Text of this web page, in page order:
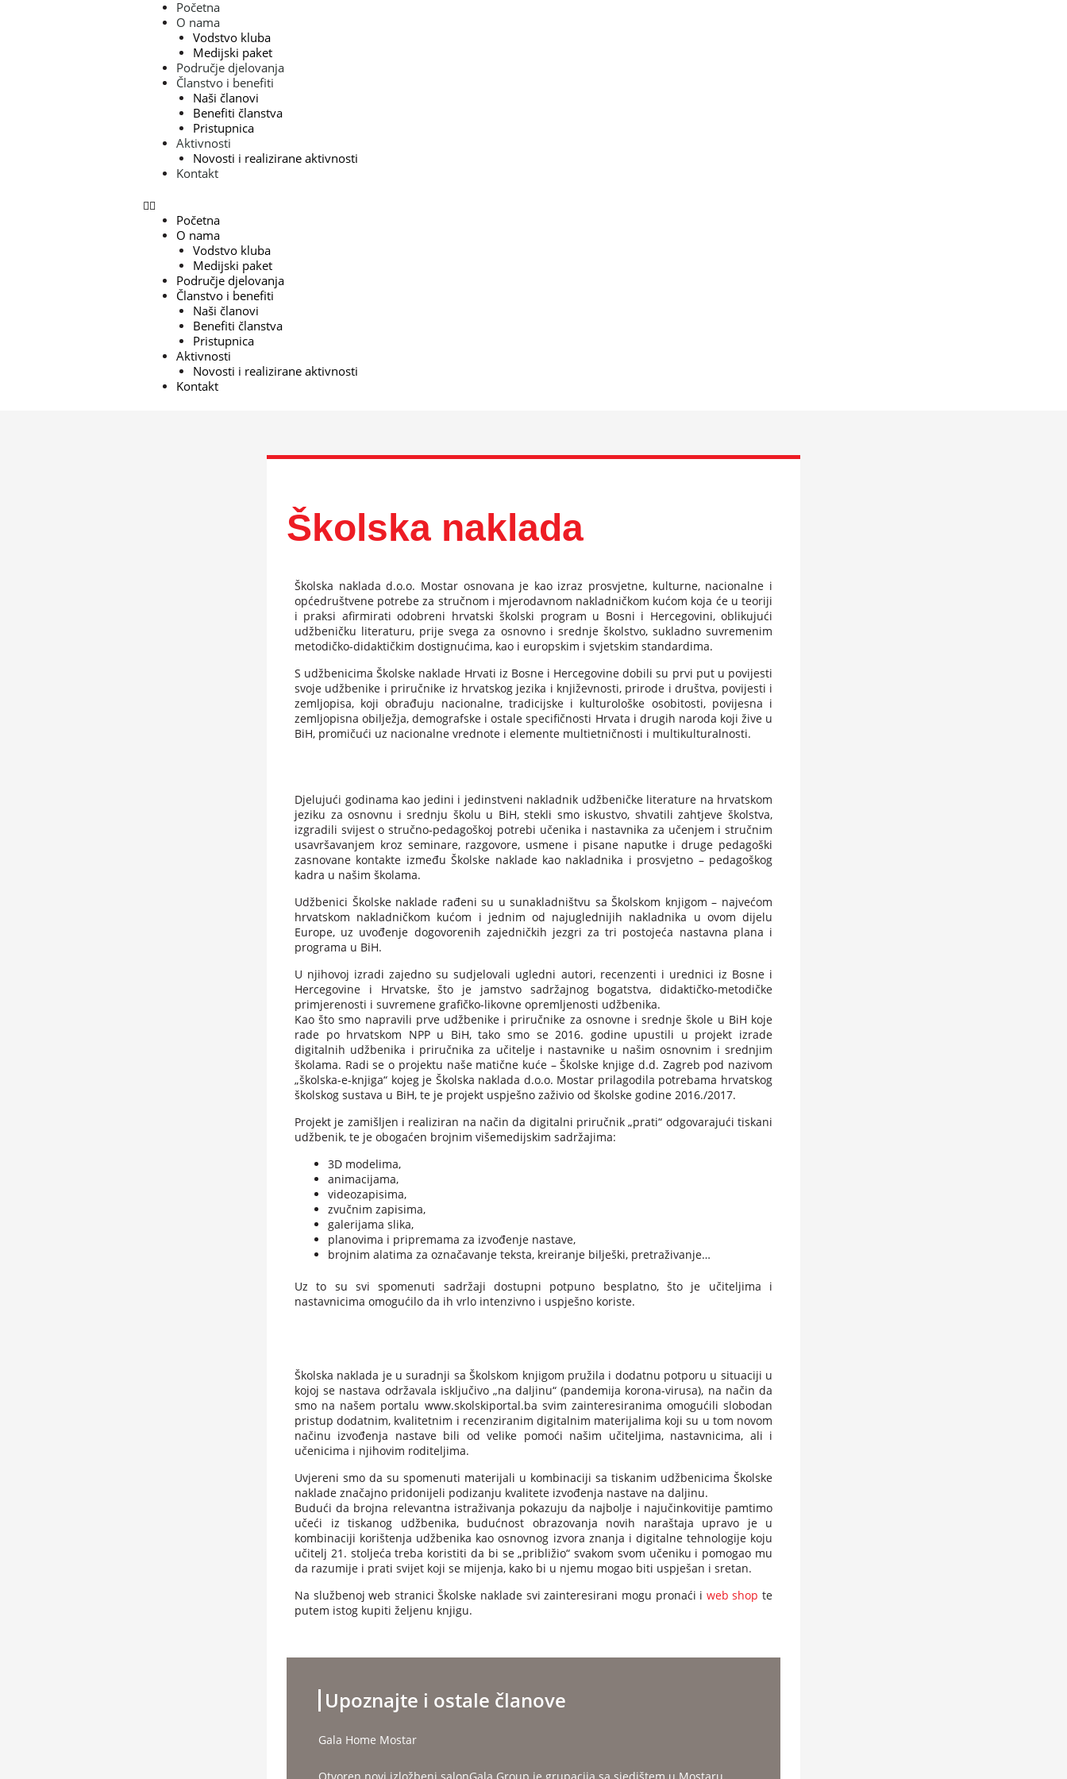
Početna
O nama
Vodstvo kluba
Medijski paket
Područje djelovanja
Članstvo i benefiti
Naši članovi
Benefiti članstva
Pristupnica
Aktivnosti
Novosti i realizirane aktivnosti
Kontakt
Menu
Početna
O nama
Vodstvo kluba
Medijski paket
Područje djelovanja
Članstvo i benefiti
Naši članovi
Benefiti članstva
Pristupnica
Aktivnosti
Novosti i realizirane aktivnosti
Kontakt
Školska naklada
Školska naklada d.o.o. Mostar osnovana je kao izraz prosvjetne, kulturne, nacionalne i
općedruštvene potrebe za stručnom i mjerodavnom nakladničkom kućom koja će u teoriji
i praksi afirmirati odobreni hrvatski školski program u Bosni i Hercegovini, oblikujući
udžbeničku literaturu, prije svega za osnovno i srednje školstvo, sukladno suvremenim
metodičko-didaktičkim dostignućima, kao i europskim i svjetskim standardima.
S udžbenicima Školske naklade Hrvati iz Bosne i Hercegovine dobili su prvi put u povijesti
svoje udžbenike i priručnike iz hrvatskog jezika i književnosti, prirode i društva, povijesti i
zemljopisa, koji obrađuju nacionalne, tradicijske i kulturološke osobitosti, povijesna i
zemljopisna obilježja, demografske i ostale specifičnosti Hrvata i drugih naroda koji žive u
BiH, promičući uz nacionalne vrednote i elemente multietničnosti i multikulturalnosti.
Djelujući godinama kao jedini i jedinstveni nakladnik udžbeničke literature na hrvatskom
jeziku za osnovnu i srednju školu u BiH, stekli smo iskustvo, shvatili zahtjeve školstva,
izgradili svijest o stručno-pedagoškoj potrebi učenika i nastavnika za učenjem i stručnim
usavršavanjem kroz seminare, razgovore, usmene i pisane naputke i druge pedagoški
zasnovane kontakte između Školske naklade kao nakladnika i prosvjetno – pedagoškog
kadra u našim školama.
Udžbenici Školske naklade rađeni su u sunakladništvu sa Školskom knjigom – najvećom
hrvatskom nakladničkom kućom i jednim od najuglednijih nakladnika u ovom dijelu
Europe, uz uvođenje dogovorenih zajedničkih jezgri za tri postojeća nastavna plana i
programa u BiH.
U njihovoj izradi zajedno su sudjelovali ugledni autori, recenzenti i urednici iz Bosne i
Hercegovine i Hrvatske, što je jamstvo sadržajnog bogatstva, didaktičko-metodičke
primjerenosti i suvremene grafičko-likovne opremljenosti udžbenika.
Kao što smo napravili prve udžbenike i priručnike za osnovne i srednje škole u BiH koje
rade po hrvatskom NPP u BiH, tako smo se 2016. godine upustili u projekt izrade
digitalnih udžbenika i priručnika za učitelje i nastavnike u našim osnovnim i srednjim
školama. Radi se o projektu naše matične kuće – Školske knjige d.d. Zagreb pod nazivom
„školska-e-knjiga“ kojeg je Školska naklada d.o.o. Mostar prilagodila potrebama hrvatskog
školskog sustava u BiH, te je projekt uspješno zaživio od školske godine 2016./2017.
Projekt je zamišljen i realiziran na način da digitalni priručnik „prati“ odgovarajući tiskani
udžbenik, te je obogaćen brojnim višemedijskim sadržajima:
3D modelima,
animacijama,
videozapisima,
zvučnim zapisima,
galerijama slika,
planovima i pripremama za izvođenje nastave,
brojnim alatima za označavanje teksta, kreiranje bilješki, pretraživanje…
Uz to su svi spomenuti sadržaji dostupni potpuno besplatno, što je učiteljima i
nastavnicima omogućilo da ih vrlo intenzivno i uspješno koriste.
Školska naklada je u suradnji sa Školskom knjigom pružila i dodatnu potporu u situaciji u
kojoj se nastava održavala isključivo „na daljinu“ (pandemija korona-virusa), na način da
smo na našem portalu www.skolskiportal.ba svim zainteresiranima omogućili slobodan
pristup dodatnim, kvalitetnim i recenziranim digitalnim materijalima koji su u tom novom
načinu izvođenja nastave bili od velike pomoći našim učiteljima, nastavnicima, ali i
učenicima i njihovim roditeljima.
Uvjereni smo da su spomenuti materijali u kombinaciji sa tiskanim udžbenicima Školske
naklade značajno pridonijeli podizanju kvalitete izvođenja nastave na daljinu.
Budući da brojna relevantna istraživanja pokazuju da najbolje i najučinkovitije pamtimo
učeći iz tiskanog udžbenika, budućnost obrazovanja novih naraštaja upravo je u
kombinaciji korištenja udžbenika kao osnovnog izvora znanja i digitalne tehnologije koju
učitelj 21. stoljeća treba koristiti da bi se „približio“ svakom svom učeniku i pomogao mu
da razumije i prati svijet koji se mijenja, kako bi u njemu mogao biti uspješan i sretan.
Na službenoj web stranici Školske naklade svi zainteresirani mogu pronaći i web shop te
putem istog kupiti željenu knjigu.
Upoznajte i ostale članove
Gala Home Mostar